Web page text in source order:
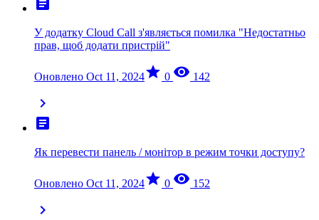
У додатку Cloud Call з'являється помилка "Недостатньо
прав, щоб додати пристрій"
Оновлено Oct 11, 2024star 0 visibility 142
chevron_right
article
Як перевести панель / монітор в режим точки доступу?
Оновлено Oct 11, 2024star 0 visibility 152
chevron_right